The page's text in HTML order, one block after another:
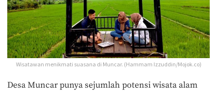
Wisatawan menikmati suasana di Muncar. (Hammam Izzuddin/Mojok.co)
Desa Muncar punya sejumlah potensi wisata alam